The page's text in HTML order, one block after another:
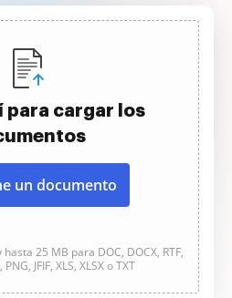
para cargar los
un documento
25 MB para DOC, DOCX, RTF,
PNG, JFIF, XLS, XLSX o TXT